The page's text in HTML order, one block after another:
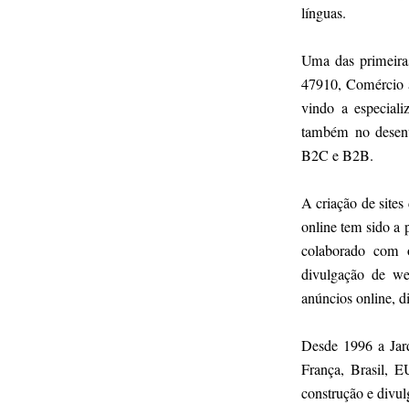
línguas.
Uma das
47910, Comércio
vindo a
também no
B2C e B2B.
A criação de
online tem sido a
colaborado com
divulgação de
anúncios online,
Desde 1996 a
França, Brasil,
construção e